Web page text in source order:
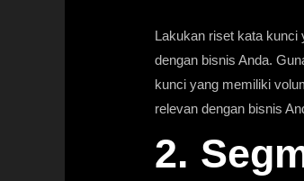
Lakukan riset kata kunci
dengan bisnis Anda.
kunci yang memiliki
relevan dengan bisnis
2.